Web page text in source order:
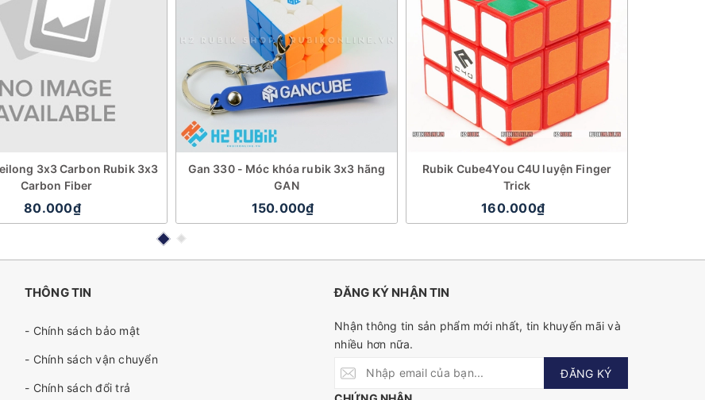
3x3 Carbon Rubik 3x3
Carbon Fiber
80.000₫
Gan 330 - Móc khóa rubik 3x3 hãng
GAN
150.000₫
Rubik Cube4You C4U luyện Finger
Trick
160.000₫
THÔNG TIN
- Chính sách bảo mật
- Chính sách vận chuyển
- Chính sách đổi trả
ĐĂNG KÝ NHẬN TIN
Nhận thông tin sản phẩm mới nhất, tin khuyến mãi và
nhiều hơn nữa.
ĐĂNG KÝ